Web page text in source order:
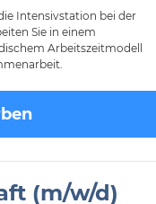
Intensivstation bei der
Sie in einem
Arbeitszeitmodell
(m/w/d)